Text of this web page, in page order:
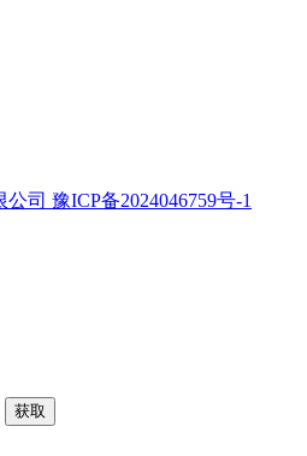
司 豫ICP备2024046759号-1